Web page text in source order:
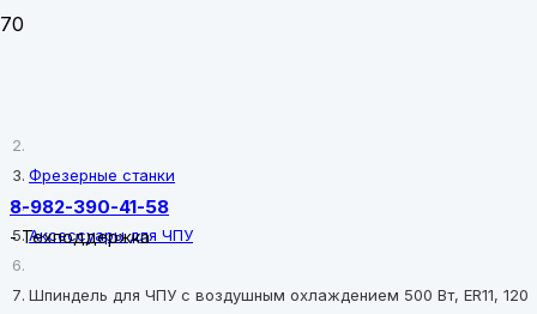
8-982-390-41-58
-Техподдержка
Фрезерные станки
Аксессуары для ЧПУ
Шпиндель для ЧПУ с воздушным охлаждением 500 Вт, ER11,